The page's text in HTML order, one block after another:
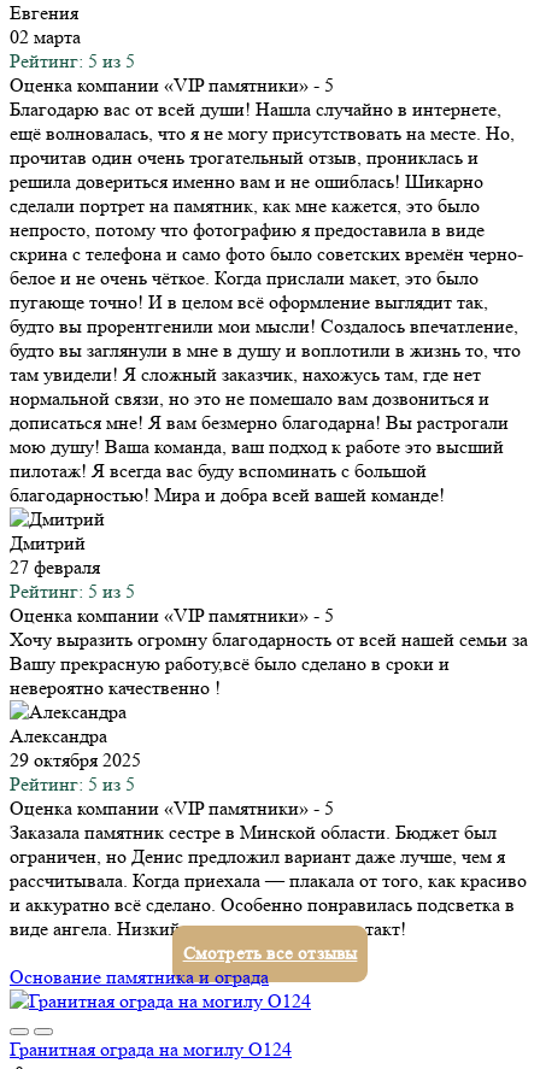
Евгения
02 марта
Рейтинг: 5 из 5
Оценка компании «VIP памятники» - 5
Благодарю вас от всей души! Нашла случайно в интернете,
ещё волновалась, что я не могу присутствовать на месте. Но,
прочитав один очень трогательный отзыв, прониклась и
решила довериться именно вам и не ошиблась! Шикарно
сделали портрет на памятник, как мне кажется, это было
непросто, потому что фотографию я предоставила в виде
скрина с телефона и само фото было советских времён черно-
белое и не очень чёткое. Когда прислали макет, это было
пугающе точно! И в целом всё оформление выглядит так,
будто вы прорентгенили мои мысли! Создалось впечатление,
будто вы заглянули в мне в душу и воплотили в жизнь то, что
там увидели! Я сложный заказчик, нахожусь там, где нет
нормальной связи, но это не помешало вам дозвониться и
дописаться мне! Я вам безмерно благодарна! Вы растрогали
мою душу! Ваша команда, ваш подход к работе это высший
пилотаж! Я всегда вас буду вспоминать с большой
благодарностью! Мира и добра всей вашей команде!
Дмитрий
27 февраля
Рейтинг: 5 из 5
Оценка компании «VIP памятники» - 5
Хочу выразить огромну благодарность от всей нашей семьи за
Вашу прекрасную работу,всё было сделано в сроки и
невероятно качественно !
Александра
29 октября 2025
Рейтинг: 5 из 5
Оценка компании «VIP памятники» - 5
Заказала памятник сестре в Минской области. Бюджет был
ограничен, но Денис предложил вариант даже лучше, чем я
рассчитывала. Когда приехала — плакала от того, как красиво
и аккуратно всё сделано. Особенно понравилась подсветка в
виде ангела. Низкий поклон за ваш труд и такт!
Смотреть все отзывы
Основание памятника и ограда
Гранитная ограда на могилу О124